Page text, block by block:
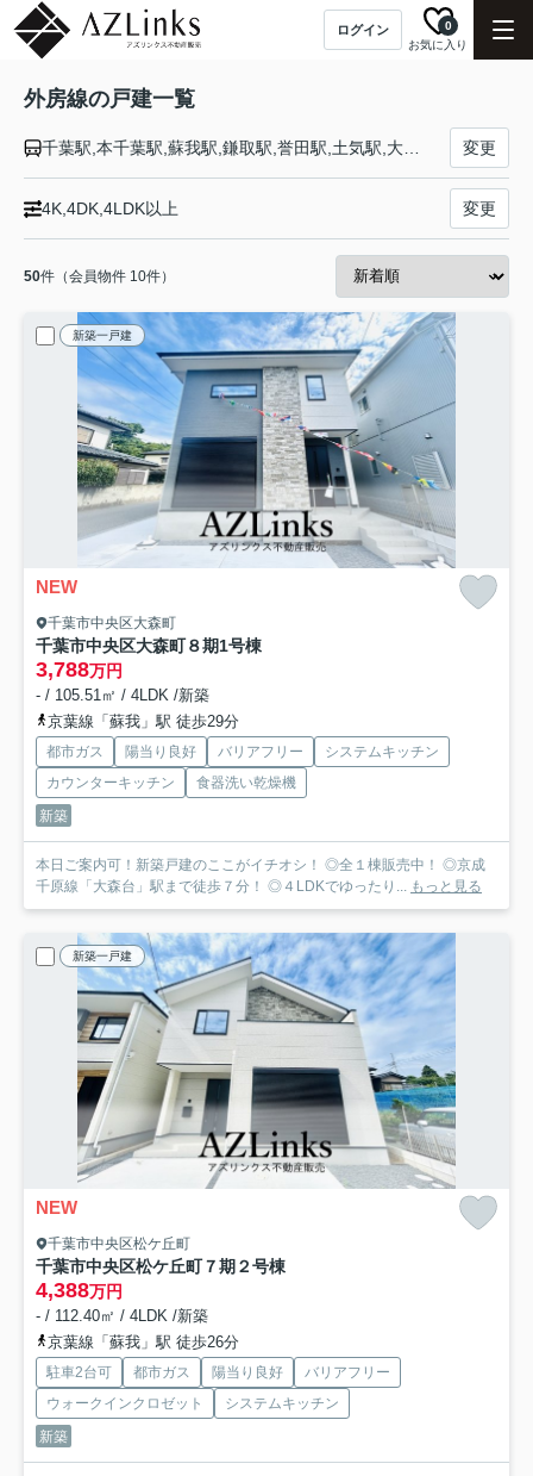
ログイン
お気に入り
0
外房線の戸建一覧
変更
4K,4DK,4LDK以上 変更
50件（会員物件 10件）
新築一戸建
NEW
千葉市中央区大森町
千葉市中央区大森町８期1号棟
3,788万円
- / 105.51㎡ / 4LDK /新築
京葉線「蘇我」駅 徒歩29分
都市ガス 陽当り良好 バリアフリー
システムキッチン
カウンターキッチン
食器洗い乾燥機
新築
本日ご案内可！新築戸建のここがイチオシ！ ◎全１棟販売中！ ◎京成
千原線「大森台」駅まで徒歩７分！ ◎４LDKでゆったり... もっと見る
新築一戸建
NEW
千葉市中央区松ケ丘町
千葉市中央区松ケ丘町７期 ２号棟
4,388万円
- / 112.40㎡ / 4LDK /新築
京葉線「蘇我」駅 徒歩26分
駐車2台可 都市ガス 陽当り良好
バリアフリー
ウォークインクロゼット
システムキッチン
新築